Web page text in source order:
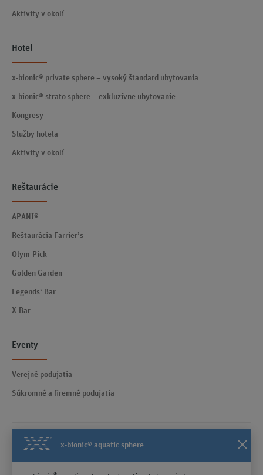
x-bionic® aquatic sphere
Aktivity v okolí
Hotel
x-bionic® private sphere – vysoký štandard ubytovania
x-bionic® strato sphere – exkluzívne ubytovanie
Kongresy
Služby hotela
Aktivity v okolí
Reštaurácie
APANI®
Reštaurácia Farrier’s
Olym-Pick
Golden Garden
Legends‘ Bar
X-Bar
Eventy
Verejné podujatia
Súkromné a firemné podujatia
Kontakty